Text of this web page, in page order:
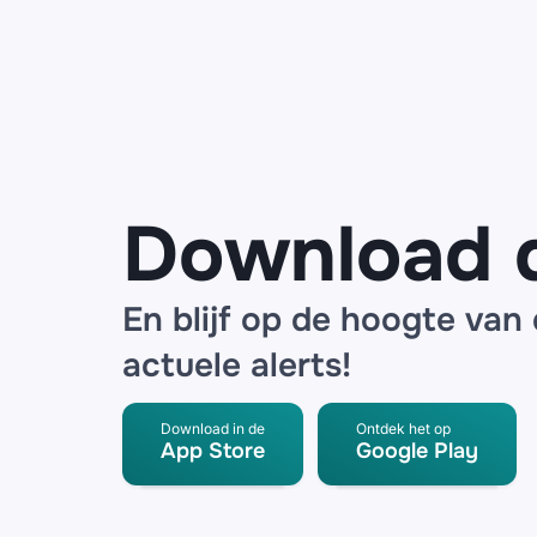
Download
En blijf op de hoogte van
actuele alerts!
Download in de
App Store
Ontdek het op
Google Play